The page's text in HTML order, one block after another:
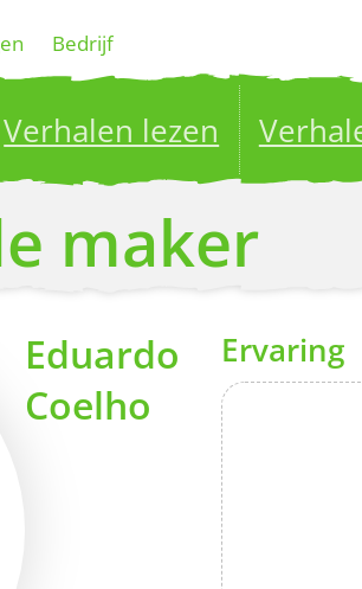
Bedrijf
Verhalen lezen
your stories to a global
maker
Eduardo
Coelho
Ervaring